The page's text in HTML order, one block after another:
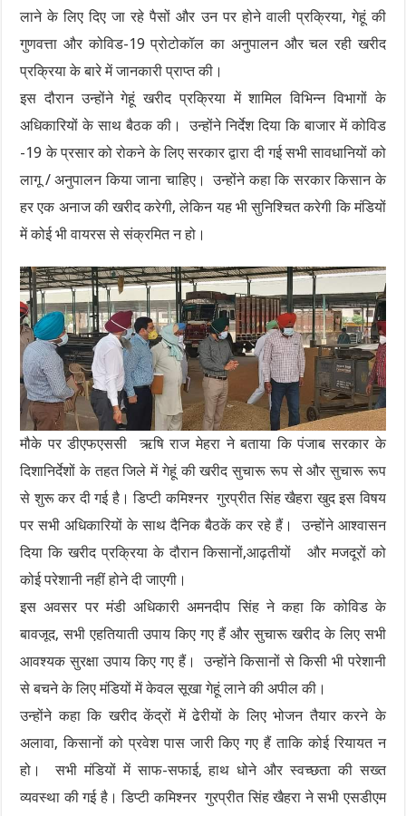
लाने के लिए दिए जा रहे पैसों और उन पर होने वाली प्रक्रिया, गेहूं की
गुणवत्ता और कोविड-19 प्रोटोकॉल का अनुपालन और चल रही खरीद
प्रक्रिया के बारे में जानकारी प्राप्त की।
इस दौरान उन्होंने गेहूं खरीद प्रक्रिया में शामिल विभिन्न विभागों के
अधिकारियों के साथ बैठक की। उन्होंने निर्देश दिया कि बाजार में कोविड
-19 के प्रसार को रोकने के लिए सरकार द्वारा दी गई सभी सावधानियों को
लागू / अनुपालन किया जाना चाहिए। उन्होंने कहा कि सरकार किसान के
हर एक अनाज की खरीद करेगी, लेकिन यह भी सुनिश्चित करेगी कि मंडियों
में कोई भी वायरस से संक्रमित न हो।
मौके पर डीएफएससी ऋषि राज मेहरा ने बताया कि पंजाब सरकार के
दिशानिर्देशों के तहत जिले में गेहूं की खरीद सुचारू रूप से और सुचारू रूप
से शुरू कर दी गई है। डिप्टी कमिश्नर गुरप्रीत सिंह खैहरा खुद इस विषय
पर सभी अधिकारियों के साथ दैनिक बैठकें कर रहे हैं। उन्होंने आश्वासन
दिया कि खरीद प्रक्रिया के दौरान किसानों,आढ़तीयों और मजदूरों को
कोई परेशानी नहीं होने दी जाएगी।
इस अवसर पर मंडी अधिकारी अमनदीप सिंह ने कहा कि कोविड के
बावजूद, सभी एहतियाती उपाय किए गए हैं और सुचारू खरीद के लिए सभी
आवश्यक सुरक्षा उपाय किए गए हैं। उन्होंने किसानों से किसी भी परेशानी
से बचने के लिए मंडियों में केवल सूखा गेहूं लाने की अपील की।
उन्होंने कहा कि खरीद केंद्रों में ढेरीयों के लिए भोजन तैयार करने के
अलावा, किसानों को प्रवेश पास जारी किए गए हैं ताकि कोई रियायत न
हो। सभी मंडियों में साफ-सफाई, हाथ धोने और स्वच्छता की सख्त
व्यवस्था की गई है। डिप्टी कमिश्नर गुरप्रीत सिंह खैहरा ने सभी एसडीएम